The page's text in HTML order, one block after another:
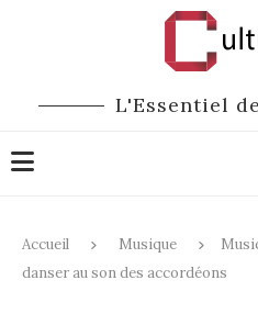
L'Essentiel
Accueil Musique
danser au son des accordéons